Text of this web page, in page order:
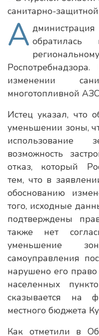
А
изменении
многотопливной
Истец указал, что
уменьшении зоны,
использование
возможность
отказ, который
тем, что в
обоснованию
того, исходные
подтверждены
также нет
уменьшение
самоуправления
нарушено его
населенных
сказывается на
местного бюджета
Как отметили в